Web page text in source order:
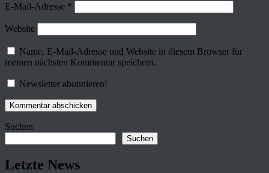
E-Mail-Adresse *
Website
Name, E-Mail-Adresse und Website in diesem Browser für
meinen nächsten Kommentar speichern.
Newsletter abonnieren!
Suchen
Suchen
Letzte News